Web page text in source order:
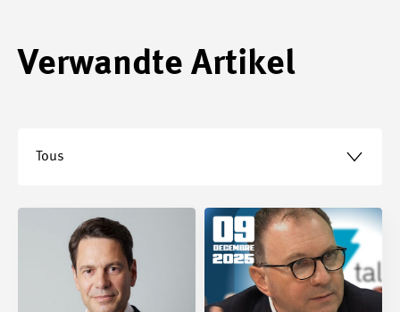
Verwandte Artikel
Tous